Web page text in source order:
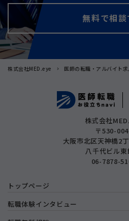
無料で相談
株式会社MED.eye 医師の転職・アルバイト
株式会社
〒530-
大阪市北区天神橋2
八千代ビル東
06-7878-
トップページ
転職体験インタビュー